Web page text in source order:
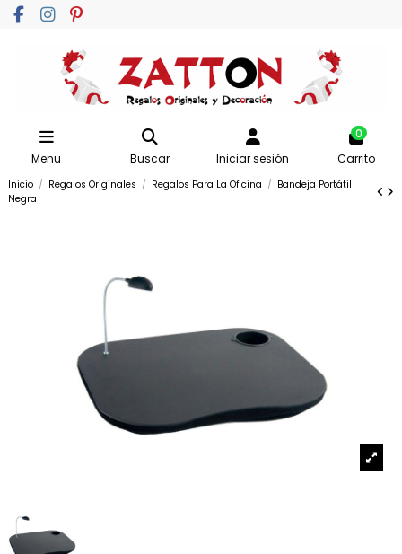
Menu Buscar Iniciar sesión
0
Carrito
Inicio Regalos Originales Regalos Para La Oficina
Bandeja Portátil
Negra